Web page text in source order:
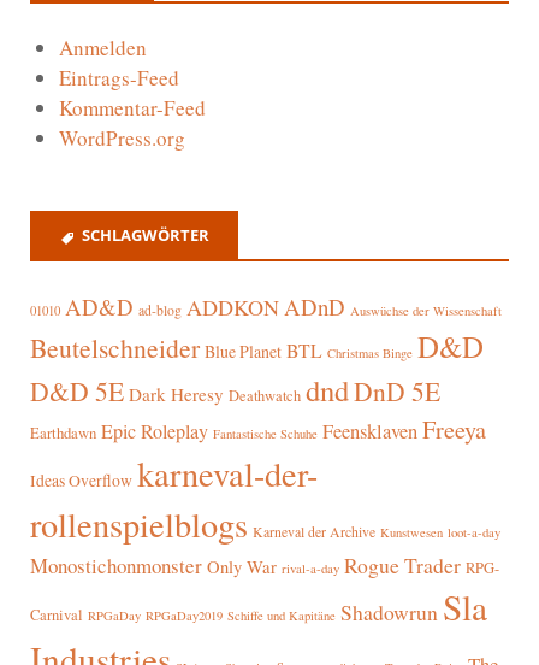
Anmelden
Eintrags-Feed
Kommentar-Feed
WordPress.org
SCHLAGWÖRTER
01010 AD&D ad-blog ADDKON ADnD Auswüchse der Wissenschaft
Beutelschneider Blue Planet BTL Christmas Binge D&D
D&D 5E Dark Heresy Deathwatch dndDnD 5E
Earthdawn Epic Roleplay Fantastische Schuhe FeensklavenFreeya
Ideas Overflow karneval-der-
rollenspielblogs Karneval der Archive Kunstwesen loot-a-day
Monostichonmonster Only War rival-a-day Rogue Trader RPG-
Carnival RPGaDay RPGaDay2019 Schiffe und Kapitäne Shadowrun Sla